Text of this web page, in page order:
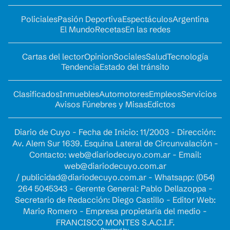
PolicialesPasión DeportivaEspectáculosArgentina
El MundoRecetasEn las redes
Cartas del lectorOpinionSocialesSaludTecnología
TendenciaEstado del tránsito
ClasificadosInmueblesAutomotoresEmpleosServicios
Avisos Fúnebres y MisasEdictos
Diario de Cuyo - Fecha de Inicio: 11/2003 - Dirección:
Av. Alem Sur 1639. Esquina Lateral de Circunvalación -
Contacto: web@diariodecuyo.com.ar- Email:
web@diariodecuyo.com.ar
/ publicidad@diariodecuyo.com.ar- Whatsapp: (054)
264 5045343 - Gerente General: Pablo Dellazoppa -
Secretario de Redacción: Diego Castillo - Editor Web:
Mario Romero - Empresa propietaria del medio -
FRANCISCO MONTES S.A.C.I.F.